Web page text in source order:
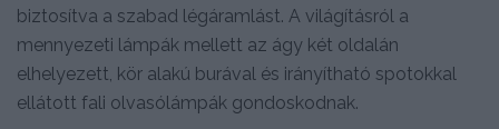
biztosítva a szabad légáramlást. A világításról a
mennyezeti lámpák mellett az ágy két oldalán
elhelyezett, kör alakú burával és irányítható spotokkal
ellátott fali olvasólámpák gondoskodnak.